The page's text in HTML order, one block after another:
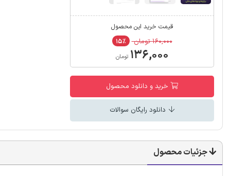
قیمت خرید این محصول
۱۶۰,۰۰۰ تومان ۱۵٪
۱۳۶,۰۰۰ تومان
خرید و دانلود محصول
دانلود رایگان سوالات
جزئیات محصول